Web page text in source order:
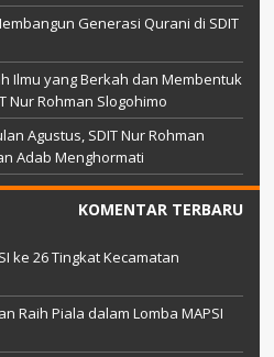
Generasi Qurani di SDIT
Ilmu yang Berkah dan Membentuk
Nur Rohman Slogohimo
Agustus, SDIT Nur Rohman
Adab Menghormati
KOMENTAR TERBARU
ke 26 Tingkat Kecamatan
Raih Piala dalam Lomba MAPSI